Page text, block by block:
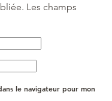
Les champs
le navigateur pour mon